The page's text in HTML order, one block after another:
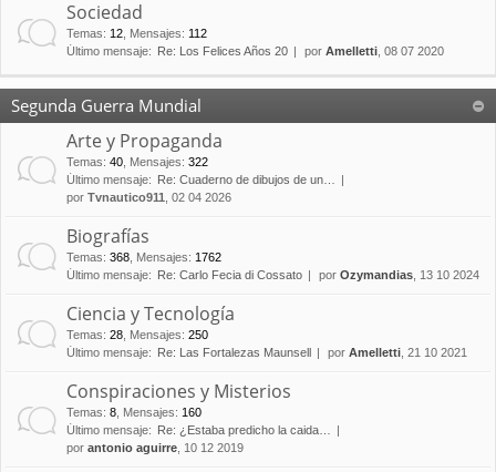
Sociedad
Temas: 12 Mensajes: 112
Último mensaje:
Re: Los Felices Años 20 por Amelletti , 08 07 2020
Segunda Guerra Mundial
Arte y Propaganda
Temas: 40 Mensajes: 322
Último mensaje:
Re: Cuaderno de dibujos de un…
por Tvnautico911 , 02 04 2026
Biografías
Temas: 368 Mensajes: 1762
Último mensaje:
Re: Carlo Fecia di Cossato por Ozymandias , 13 10 2024
Ciencia y Tecnología
Temas: 28 Mensajes: 250
Último mensaje:
Re: Las Fortalezas Maunsell por Amelletti , 21 10 2021
Conspiraciones y Misterios
Temas: 8 Mensajes: 160
Último mensaje:
Re: ¿Estaba predicho la caida…
por antonio aguirre , 10 12 2019